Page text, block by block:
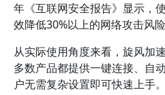
年《互联网安全报告》显示，
效降低30%以上的网络攻击风
从实际使用角度来看，旋风加
多数产品都提供一键连接、自
户无需复杂设置即可快速上手